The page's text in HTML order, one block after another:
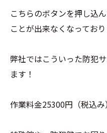
こちらのボタンを押し込
ことが出来なくなっており
弊社ではこういった防犯
ます！
作業料金25300円（税込み）